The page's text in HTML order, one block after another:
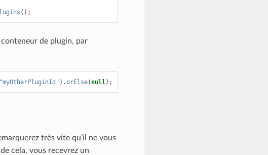
();
de plugin, par
"myOtherPluginId" ).orElse( null);
très vite qu’il ne vous
cela, vous recevrez un